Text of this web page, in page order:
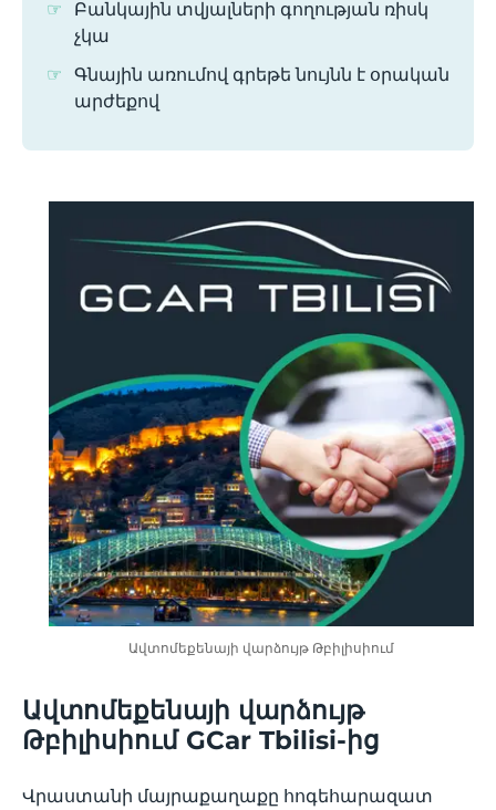
Բանկային տվյալների գողության ռիսկ
չկա
Գնային առումով գրեթե նույնն է օրական
արժեքով
Ավտոմեքենայի վարձույթ Թբիլիսիում
Ավտոմեքենայի վարձույթ
Թբիլիսիում GCar Tbilisi-ից
Վրաստանի մայրաքաղաքը հոգեհարազատ